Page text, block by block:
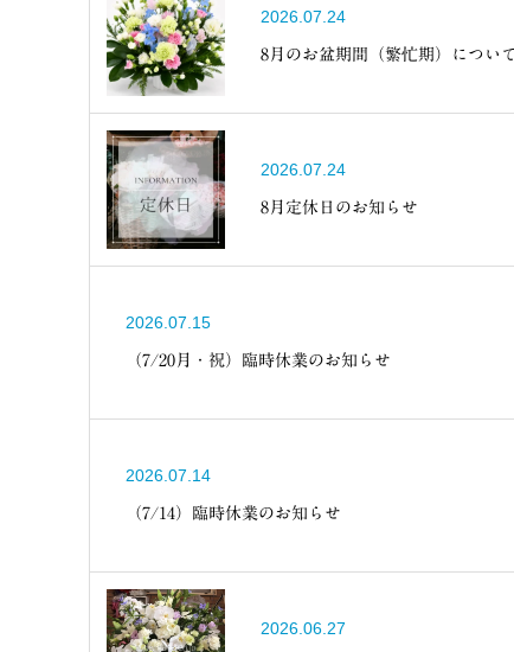
2026.07.24
8月のお盆期間（繁忙期）につい
2026.07.24
8月定休日のお知らせ
2026.07.15
（7/20月・祝）臨時休業のお知らせ
2026.07.14
（7/14）臨時休業のお知らせ
2026.06.27